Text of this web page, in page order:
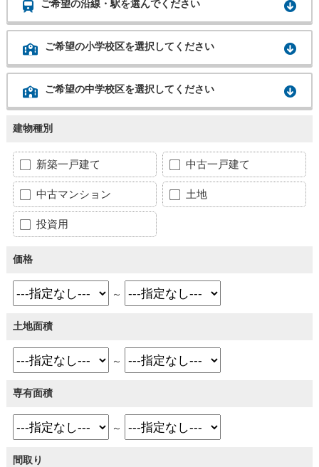
ご希望の沿線・駅を選んでください
ご希望の小学校区を選択してください
ご希望の中学校区を選択してください
建物種別
新築一戸建て 中古一戸建て
中古マンション 土地
投資用
価格
～
土地面積
～
専有面積
～
間取り